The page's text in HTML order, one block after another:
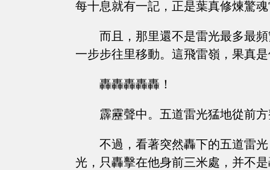
每十息就有一記，正是葉真修煉驚
而且，那里還不是雷光最多最
一步步往里移動。這飛雷嶺，果真
轟轟轟轟轟！
霹靂聲中。五道雷光猛地從前
不過，看著突然轟下的五道雷
光，只轟擊在他身前三米處，并不